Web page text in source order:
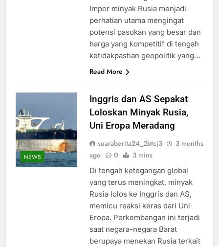
Impor minyak Rusia menjadi
perhatian utama mengingat
potensi pasokan yang besar dan
harga yang kompetitif di tengah
ketidakpastian geopolitik yang…
Read More
NEWS
Inggris dan AS Sepakat
Loloskan Minyak Rusia,
Uni Eropa Meradang
suaraberita24_2btcj3
3 months
ago
0 3 mins
Di tengah ketegangan global
yang terus meningkat, minyak
Rusia lolos ke Inggris dan AS,
memicu reaksi keras dari Uni
Eropa. Perkembangan ini terjadi
saat negara-negara Barat
berupaya menekan Rusia terkait